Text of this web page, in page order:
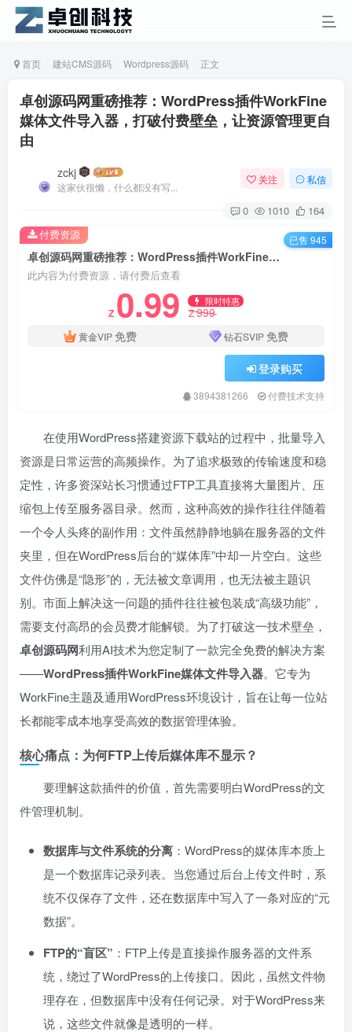
首页 建站CMS源码 Wordpress源码 正文
卓创源码网重磅推荐：WordPress插件WorkFine
媒体文件导入器，打破付费壁垒，让资源管理更自
由
zckj
这家伙很懒，什么都没有写...
关注 私信
0 1010 164
卓创源码网重磅推荐：WordPress插件WorkFine媒体文件导入器，打破付费壁垒，让资源管理更自由
此内容为付费资源，请付费后查看
Z 0.99 限时特惠
Z999
黄金VIP免费 钻石SVIP免费
登录购买
3894381266 付费技术支持
付费资源 已售 945
在使用WordPress搭建资源下载站的过程中，批量导入
资源是日常运营的高频操作。为了追求极致的传输速度和稳
定性，许多资深站长习惯通过FTP工具直接将大量图片、压
缩包上传至服务器目录。然而，这种高效的操作往往伴随着
一个令人头疼的副作用：文件虽然静静地躺在服务器的文件
夹里，但在WordPress后台的“媒体库”中却一片空白。这些
文件仿佛是“隐形”的，无法被文章调用，也无法被主题识
别。市面上解决这一问题的插件往往被包装成“高级功能”，
需要支付高昂的会员费才能解锁。为了打破这一技术壁垒，
卓创源码网利用AI技术为您定制了一款完全免费的解决方案
——WordPress插件WorkFine媒体文件导入器。它专为
WorkFine主题及通用WordPress环境设计，旨在让每一位站
长都能零成本地享受高效的数据管理体验。
核心痛点：为何FTP上传后媒体库不显示？
要理解这款插件的价值，首先需要明白WordPress的文
件管理机制。
数据库与文件系统的分离 ：WordPress的媒体库本质上
是一个数据库记录列表。当您通过后台上传文件时，系
统不仅保存了文件，还在数据库中写入了一条对应的“元
数据”。
FTP的“盲区” ：FTP上传是直接操作服务器的文件系
统，绕过了WordPress的上传接口。因此，虽然文件物
理存在，但数据库中没有任何记录。对于WordPress来
说，这些文件就像是透明的一样。